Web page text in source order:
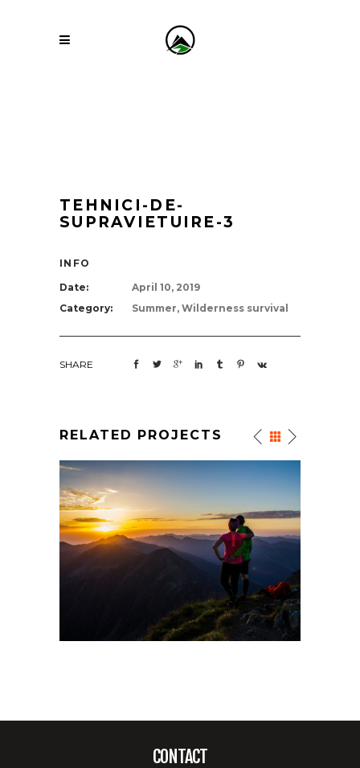
TEHNICI-DE-
SUPRAVIETUIRE-3
INFO
Date:
April 10, 2019
Category:
Summer, Wilderness survival
SHARE
RELATED PROJECTS
WORKSHOP-FOTO-VARA-5
CONTACT